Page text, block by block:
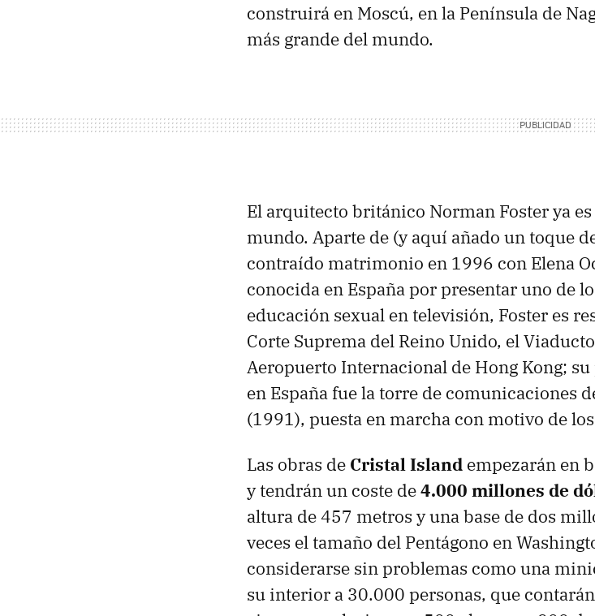
construirá en Moscú, en la Península de
más grande del mundo.
El arquitecto británico Norman Foster ya
mundo. Aparte de (y aquí añado un toque
contraído matrimonio en 1996 con Elena
conocida en España por presentar uno de
educación sexual en televisión, Foster es
Corte Suprema del Reino Unido, el
Aeropuerto Internacional de Hong Kong;
en España fue la torre de comunicaciones
(1991), puesta en marcha con motivo de
Las obras de Cristal Island empezarán en
y tendrán un coste de4.000 millones de
altura de 457 metros y una base de dos
veces el tamaño del Pentágono en
considerarse sin problemas como una
su interior a 30.000 personas, que